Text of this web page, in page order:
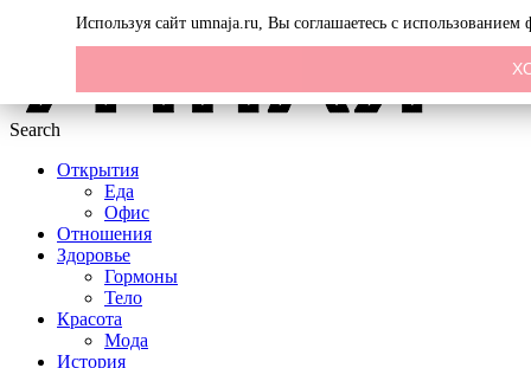
Search
Открытия
Еда
Офис
Отношения
Здоровье
Гормоны
Тело
Красота
Мода
История
Используя сайт umnaja.ru, Вы соглашаетесь с использованием